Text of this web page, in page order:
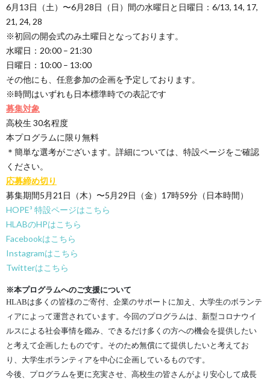
6月13日（土）〜6月28日（日）間の水曜日と日曜日：6/13, 14, 17,
21, 24, 28
※初回の開会式のみ土曜日となっております。
水曜日：20:00 – 21:30
日曜日：10:00 – 13:00
その他にも、任意参加の企画を予定しております。
※時間はいずれも日本標準時での表記です
募集対象
高校生 30名程度
本プログラムに限り無料
＊簡単な選考がございます。詳細については、特設ページをご確認
ください。
応募締め切り
募集期間5月21日（木）〜5月29日（金）17時59分（日本時間）
HOPE³ 特設ページはこちら
HLABのHPはこちら
Facebookはこちら
Instagramはこちら
Twitterはこちら
※本プログラムへのご支援について
HLABは多くの皆様のご寄付、企業のサポートに加え、大学生のボランテ
ィアによって運営されています。今回のプログラムは、新型コロナウイ
ルスによる社会事情を鑑み、できるだけ多くの方への機会を提供したい
と考えて企画したものです。そのため無償にて提供したいと考えてお
り、大学生ボランティアを中心に企画しているものです。
今後、プログラムを更に充実させ、高校生の皆さんがより安心して成長